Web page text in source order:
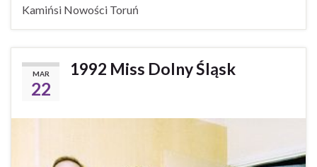
Kamińsi Nowości Toruń
MAR
22
1992 Miss Dolny Śląsk